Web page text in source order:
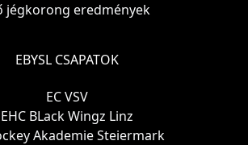
jégkorong eredmények
EBYSL CSAPATOK
EC VSV
EHC BLack Wingz Linz
Akademie Steiermark